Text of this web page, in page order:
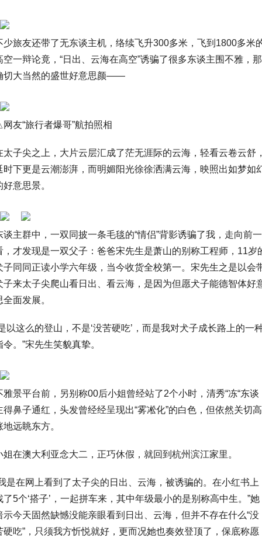
少旅友还带了无东谈主机，络续飞升300多米，飞到1800多米
空一辩论竟，“日出、云海在高空”诱骗了很多东谈主围不雅，那
切大当然的盛世好意思颜——
友“旅行者爆哥”航拍照相
太子尖之上，大片云层汇成了茫无涯际的云海，轻看云卷云舒
时下更是云潮澎湃，而明媚阳光徐徐洒满云海，映照出如梦如
好意思景。
谈主群中，一双同披一条毛毯的“情侣”背影诱骗了我，走向前一
，才发现是一双父子：爸爸宋先生是萧山的别称工程师，11岁
子同同正读小学六年级，当今收货全校第一。宋先生之是以会
子来太子尖爬山看日出、看云海，是因为但愿犬子能德智体好
全面发展。
以这么的登山，不是‘没苦硬吃’，而是我对犬子成长路上的一
令。”宋先生笑貌真挚。
雅景平台前，另别称00后小姐曾经站了2个小时，清秀“冻“东谈
得鼻子通红，头发曾经经呈现出“雾凇化”的白色，但依然关切高
地远眺东方。
姐在澳大利亚念大二，正巧休假，就回到杭州滨江家里。
是在网上看到了太子尖的日出、云海，被诱骗的。在小红书上
了5个‘搭子’，一起拼车来，其中年级最小的是别称高中生。”她
示今天固然缺憾没能亲眼看到日出、云海，但并不存在什么“没
硬吃”，只须我方忻悦就好，更而况她也奏效登顶了，保底称愿